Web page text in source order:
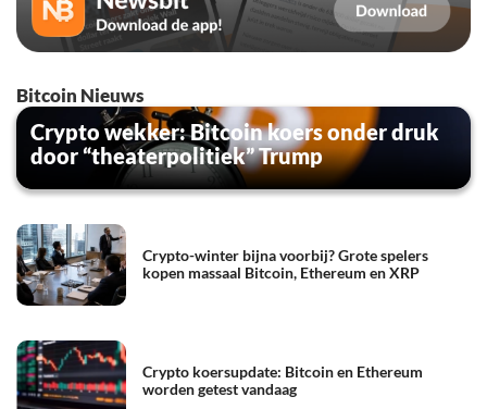
Bitcoin Nieuws
Crypto wekker: Bitcoin koers onder druk
door “theaterpolitiek” Trump
Crypto-winter bijna voorbij? Grote spelers
kopen massaal Bitcoin, Ethereum en XRP
Crypto koersupdate: Bitcoin en Ethereum
worden getest vandaag